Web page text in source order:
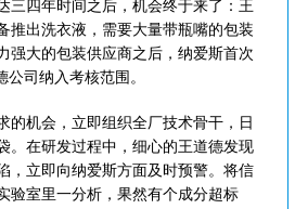
三四年时间之后，机会终于来了：王
推出洗衣液，需要大量带瓶嘴的包装
强大的包装供应商之后，纳爱斯首次
公司纳入考核范围。
的机会，立即组织全厂技术骨干，日
。在研发过程中，细心的王道德发现
，立即向纳爱斯方面及时预警。将信
验室里一分析，果然有个成分超标